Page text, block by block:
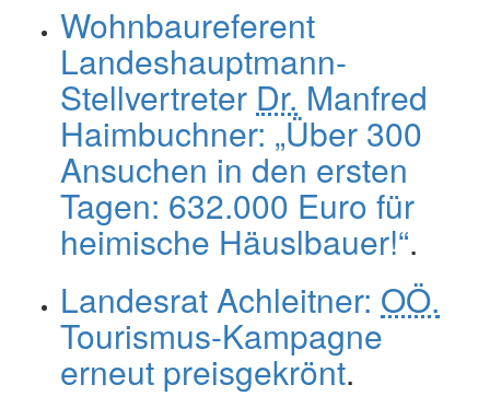
Wohnbaureferent
Landeshauptmann-
Stellvertreter Dr. Manfred
Haimbuchner: „Über 300
Ansuchen in den ersten
Tagen: 632.000 Euro für
heimische Häuslbauer!“.
Landesrat Achleitner: OÖ.
Tourismus-Kampagne
erneut preisgekrönt.